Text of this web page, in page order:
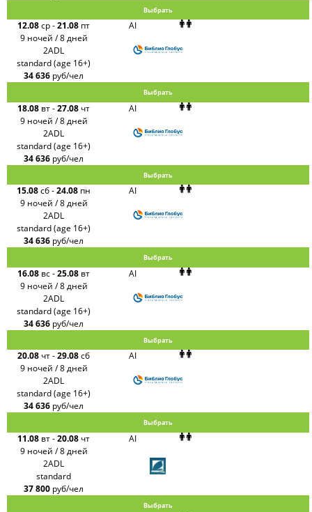
Выбрать
12.08ср-21.08 пт
9 ночей / 8 дней
AI
2ADL
standard (age 16+)
34 636 руб/чел
Выбрать
18.08 вт-27.08 чт
9 ночей / 8 дней
AI
2ADL
standard (age 16+)
34 636 руб/чел
Выбрать
15.08сб-24.08 пн
9 ночей / 8 дней
AI
2ADL
standard (age 16+)
34 636 руб/чел
Выбрать
16.08 вс-25.08 вт
9 ночей / 8 дней
AI
2ADL
standard (age 16+)
34 636 руб/чел
Выбрать
20.08 чт-29.08сб
9 ночей / 8 дней
AI
2ADL
standard (age 16+)
34 636 руб/чел
Выбрать
11.08 вт-20.08 чт
9 ночей / 8 дней
AI
2ADL
standard
37 800 руб/чел
Выбрать